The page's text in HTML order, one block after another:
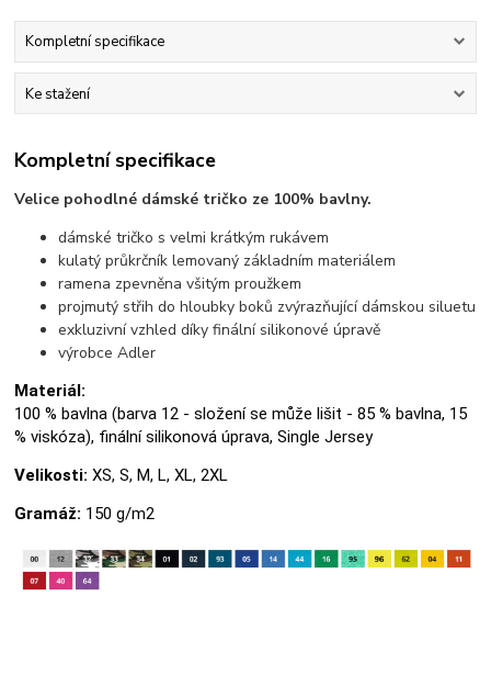
Kompletní specifikace
Ke stažení
Kompletní specifikace
Velice pohodlné dámské tričko ze 100% bavlny.
dámské tričko s velmi krátkým rukávem
kulatý průkrčník lemovaný základním materiálem
ramena zpevněna všitým proužkem
projmutý střih do hloubky boků zvýrazňující dámskou siluetu
exkluzivní vzhled díky finální silikonové úpravě
výrobce Adler
Materiál:
100 % bavlna (barva 12 - složení se může lišit - 85 % bavlna, 15
% viskóza), finální silikonová úprava, Single Jersey
Velikosti: XS, S, M, L, XL, 2XL
Gramáž: 150 g/m2